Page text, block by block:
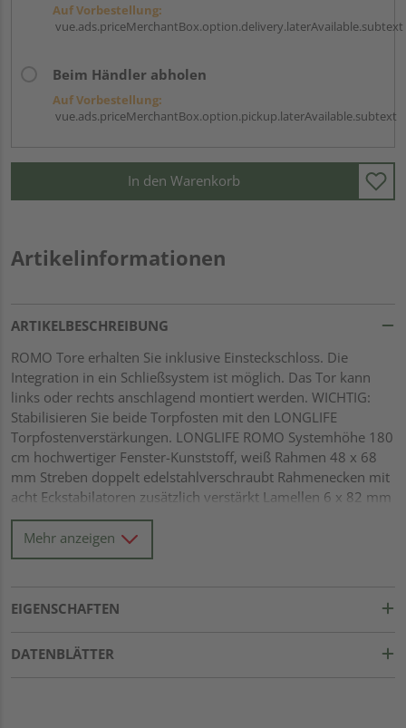
Auf Vorbestellung:
vue.ads.priceMerchantBox.option.delivery.laterAvailable.subtext
Beim Händler abholen
Auf Vorbestellung:
vue.ads.priceMerchantBox.option.pickup.laterAvailable.subtext
In den Warenkorb
Artikelinformationen
ARTIKELBESCHREIBUNG
ROMO Tore erhalten Sie inklusive Einsteckschloss. Die
Integration in ein Schließsystem ist möglich. Das Tor kann
links oder rechts anschlagend montiert werden. WICHTIG:
Stabilisieren Sie beide Torpfosten mit den LONGLIFE
Torpfostenverstärkungen. LONGLIFE ROMO Systemhöhe 180
cm hochwertiger Fenster-Kunststoff, weiß Rahmen 48 x 68
mm Streben doppelt edelstahlverschraubt Rahmenecken mit
acht Eckstabilatoren zusätzlich verstärkt Lamellen 6 x 82 mm
glatte Oberfläche mit Dekorfase Flechtzaunbauweise
Mehr anzeigen
EIGENSCHAFTEN
DATENBLÄTTER